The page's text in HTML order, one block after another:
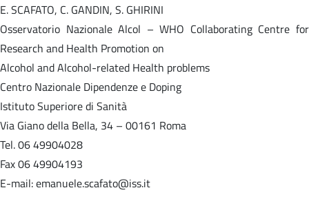
E. SCAFATO, C. GANDIN, S. GHIRINI
Osservatorio Nazionale Alcol – WHO Collaborating Centre for
Research and Health Promotion on
Alcohol and Alcohol-related Health problems
Centro Nazionale Dipendenze e Doping
Istituto Superiore di Sanità
Via Giano della Bella, 34 – 00161 Roma
Tel. 06 49904028
Fax 06 49904193
E-mail: emanuele.scafato@iss.it